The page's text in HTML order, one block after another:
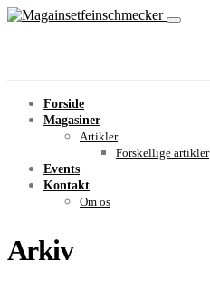
Forside
Magasiner
Artikler
Forskellige artikler
Events
Kontakt
Om os
Arkiv